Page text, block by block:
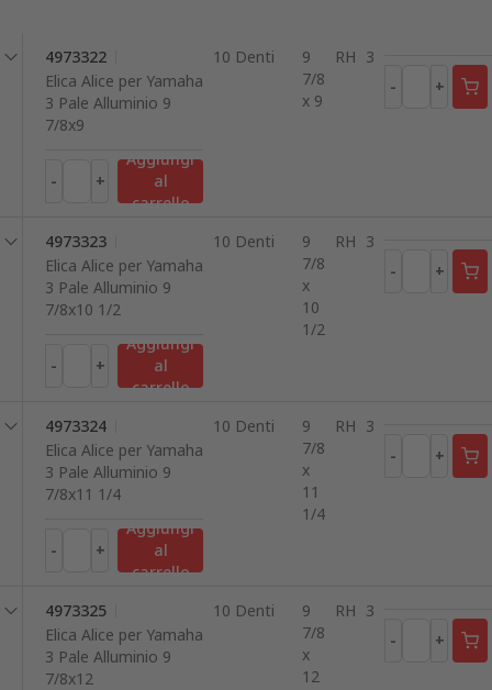
4973322
Elica Alice per Yamaha
3 Pale Alluminio 9
7/8x9
- +
Aggiungi
al
carrello
10 Denti
9
7/8
x 9
RH 3
-
+
4973323
Elica Alice per Yamaha
3 Pale Alluminio 9
7/8x10 1/2
- +
Aggiungi
al
carrello
10 Denti
9
7/8
x
10
1/2
RH 3
-
+
4973324
Elica Alice per Yamaha
3 Pale Alluminio 9
7/8x11 1/4
- +
Aggiungi
al
carrello
10 Denti
9
7/8
x
11
1/4
RH 3
-
+
4973325
Elica Alice per Yamaha
3 Pale Alluminio 9
7/8x12
10 Denti
9
7/8
x
12
RH 3
-
+